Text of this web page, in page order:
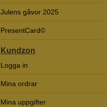
Julens gåvor 2025
PresentCard©
Kundzon
Logga in
Mina ordrar
Mina uppgifter